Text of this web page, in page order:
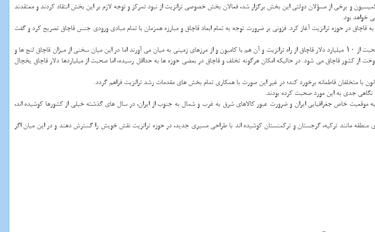
و برخی از مسؤلان دولتی این بخش برگزار شد، فعالان بخش خصوصی ترانزیت از نبود تمرکز و توجه لازم بر این بخش انتقاد کردند و معتقدند
خواهد بود.
در حوزه ترانزیت آغاز کرد. فزونی بر ضرورت توجه به تمام ابعاد قاچاق و مبارزه همزمان با تمام مبادی ورودی جنس قاچاق تصریح کرد و گفت
او اظهار نمود: در سال های گذشته ارزش دلاری قاچاق در حدود ۲۴ میلیارد دلار عنوان می شد، اما حالا برخی صحبت از ۱۰ میلیارد دلار قاچاق از راه ترانزیت و آن هم با کامیون و از مرزهای زمینی به میان می آورند اما در این میان سخنی از میزان قاچاق لنج ها و
کشور می شود، مطرح نیست. در مقطعی عنوان می شد که روزانه ۲۰ میلیون لیتر سوخت از کشور قاچاق می شود. در حالیکه امکان هرگونه تخلف و قاچاق در بعضی حوزه ها به حداقل رسیده، اما صحبت از میلیاردها دلار قاچاق یخچال
متخلفان قاطعانه برخورد کند؛ در غیر این صورت با همکاری تمام بخش های مقدمات رشد ترانزیت فراهم گردد.
نگاهی جدی به این مورد صحبت کرده بودند.
موقعیت خاص جغرافیایی ایران و ضرورت عبور کالاهای شرق به غرب و شمال به جنوب از ایران، در سال های گذشته خیلی از کشورها کوشیده اند،
منطقه مانند ترکیه، گرجستان و ترکمنستان کوشیده اند با طراحی مسیری جدید، در حوزه ترانزیت نقش خویش را گسترش دهند و در این میان اگر